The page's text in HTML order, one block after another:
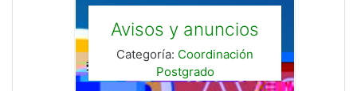
Avisos y anuncios
Categoría: Coordinación
Postgrado